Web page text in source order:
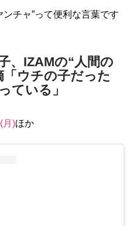
チャ”って便利な言葉です
、IZAMの“人間の
「ウチの子だった
ている」
月)ほか